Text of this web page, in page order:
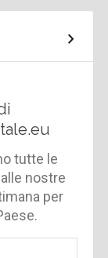
tutte le
nostre
per